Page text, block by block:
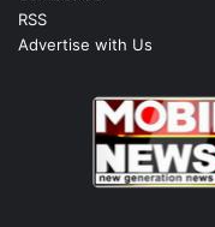
RSS
Advertise with Us